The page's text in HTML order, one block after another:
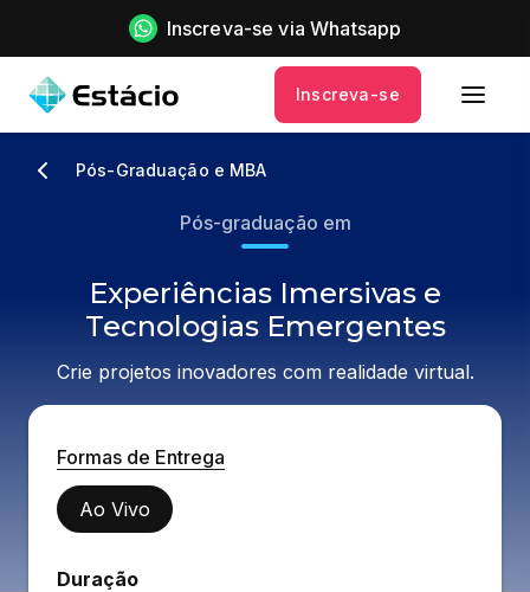
Inscreva-se via Whatsapp
Inscreva-se
Pós-Graduação e MBA
Pós-graduação em
Experiências Imersivas e
Tecnologias Emergentes
Crie projetos inovadores com realidade virtual.
Formas de Entrega
Ao Vivo
Duração